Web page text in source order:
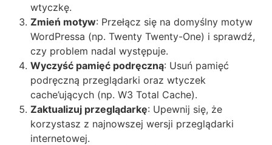
wtyczkę.
Zmień motyw: Przełącz się na domyślny motyw
WordPressa (np. Twenty Twenty-One) i sprawdź,
czy problem nadal występuje.
Wyczyść pamięć podręczną: Usuń pamięć
podręczną przeglądarki oraz wtyczek
cache’ujących (np. W3 Total Cache).
Zaktualizuj przeglądarkę: Upewnij się, że
korzystasz z najnowszej wersji przeglądarki
internetowej.